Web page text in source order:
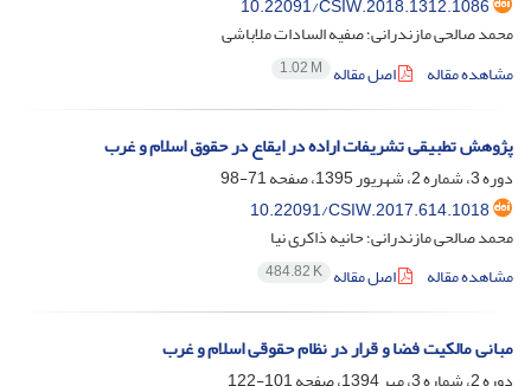
محمد صالحی مازندرانی؛ صفیه السادات ملاباشی
مشاهده مقاله
اصل مقاله 1.02 M
پژوهش تطبیقی تشریفات اراده در ایقاع در حقوق اسلام و غرب
دوره 3، شماره 2، شهریور 1395، صفحه
71-98
10.22091/CSIW.2017.614.1018
محمد صالحی مازندرانی؛ حانیه ذاکری نیا
مشاهده مقاله
اصل مقاله 484.82 K
مبانی مالکیت فضا و قرار در نظام حقوقی اسلام و غرب